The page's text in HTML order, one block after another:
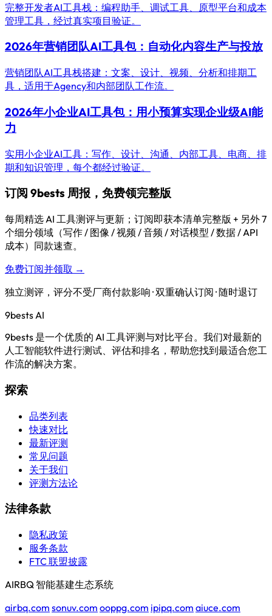
完整开发者AI工具栈：编程助手、调试工具、原型平台和成本
管理工具，经过真实项目验证。
2026年营销团队AI工具包：自动化内容生产与投放
营销团队AI工具栈搭建：文案、设计、视频、分析和排期工
具，适用于Agency和内部团队工作流。
2026年小企业AI工具包：用小预算实现企业级AI能
力
实用小企业AI工具：写作、设计、沟通、内部工具、电商、排
期和知识管理，每个都经过验证。
订阅 9bests 周报，免费领完整版
每周精选 AI 工具测评与更新；订阅即获本清单完整版 + 另外 7
个细分领域（写作 / 图像 / 视频 / 音频 / 对话模型 / 数据 / API
成本）同款速查。
免费订阅并领取 →
独立测评，评分不受厂商付款影响 · 双重确认订阅 · 随时退订
9bestsAI
9bests 是一个优质的 AI 工具评测与对比平台。我们对最新的
人工智能软件进行测试、评估和排名，帮助您找到最适合您工
作流的解决方案。
探索
品类列表
快速对比
最新评测
常见问题
关于我们
评测方法论
法律条款
隐私政策
服务条款
FTC 联盟披露
AIRBQ 智能基建生态系统
airbq.com sonuv.com ooppg.com ipipq.com aiuce.com